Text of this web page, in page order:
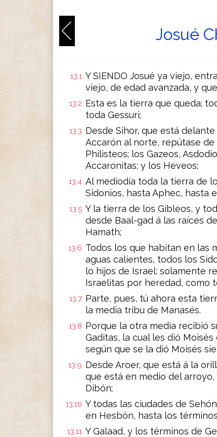
Josué
13:1 Y SIENDO Josué ya viejo,
viejo, de edad avanzada, y
13:2 Esta es la tierra que queda;
toda Gessuri;
13:3 Desde Sihor, que está
Accarón al norte, repútase
Philisteos; los Gazeos,
Accaronitas; y los Heveos;
13:4 Al mediodía toda la tierra de
Sidonios, hasta Aphec, hasta
13:5 Y la tierra de los Gibleos, y
desde Baal-gad á las raíces
Hamath;
13:6 Todos los que habitan en las
aguas calientes, todos los
lo hijos de Israel: solamente
Israelitas por heredad, como
13:7 Parte, pues, tú ahora esta
la media tribu de Manasés.
13:8 Porque la otra media recibió
Gaditas, la cual les dió
según que se la dió Moisés
13:9 Desde Aroer, que está á la
que está en medio del
Dibón;
13:10 Y todas las ciudades de
en Hesbón, hasta los
13:11 Y Galaad, y los términos de